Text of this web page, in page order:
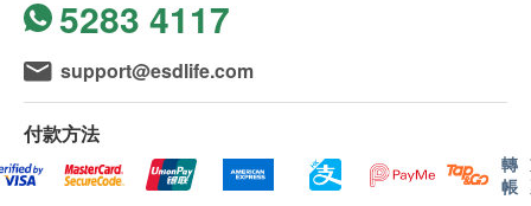
免責聲明：
所有健康檢查/服務並非作為醫務診斷或治療用
途。當閣下身體健康出現任何疾病徵兆時，應立即
諮詢有認可資格的醫生，作出診斷及治療。
本服務/產品由商戶提供。生活易【健康網購
health.ESDlife】並沒有經營或提供本服務/產品。
5283 4117
support@esdlife.com
付款方法
轉
帳